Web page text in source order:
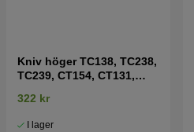
Kniv höger TC138, TC238,
TC239, CT154, CT131,
322 kr
I lager